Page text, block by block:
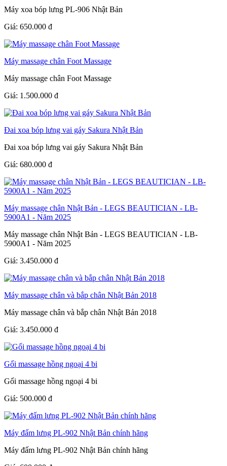
Máy xoa bóp lưng PL-906 Nhật Bản
Giá: 650.000 đ
Máy massage chân Foot Massage
Máy massage chân Foot Massage
Giá: 1.500.000 đ
Đai xoa bóp lưng vai gáy Sakura Nhật Bản
Đai xoa bóp lưng vai gáy Sakura Nhật Bản
Giá: 680.000 đ
Máy massage chân Nhật Bản - LEGS BEAUTICIAN - LB-
5900A1 - Năm 2025
Máy massage chân Nhật Bản - LEGS BEAUTICIAN - LB-
5900A1 - Năm 2025
Giá: 3.450.000 đ
Máy massage chân và bắp chân Nhật Bản 2018
Máy massage chân và bắp chân Nhật Bản 2018
Giá: 3.450.000 đ
Gối massage hồng ngoại 4 bi
Gối massage hồng ngoại 4 bi
Giá: 500.000 đ
Máy đấm lưng PL-902 Nhật Bản chính hãng
Máy đấm lưng PL-902 Nhật Bản chính hãng